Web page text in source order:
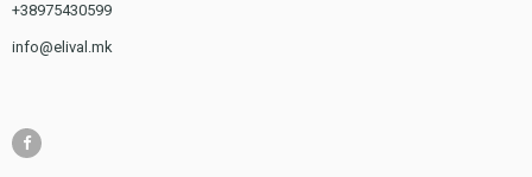
+38975430599
info@elival.mk